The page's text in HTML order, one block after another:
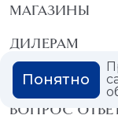
МАГАЗИНЫ
ДИЛЕРАМ
ВАКАНСИИ
ВОПРОС ОТВЕТ
Понятно